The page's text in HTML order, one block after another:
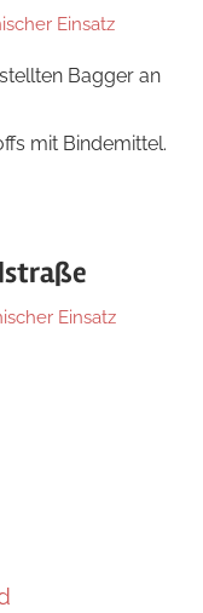
Einsatz
Bagger an
mit Bindemittel.
Einsatz